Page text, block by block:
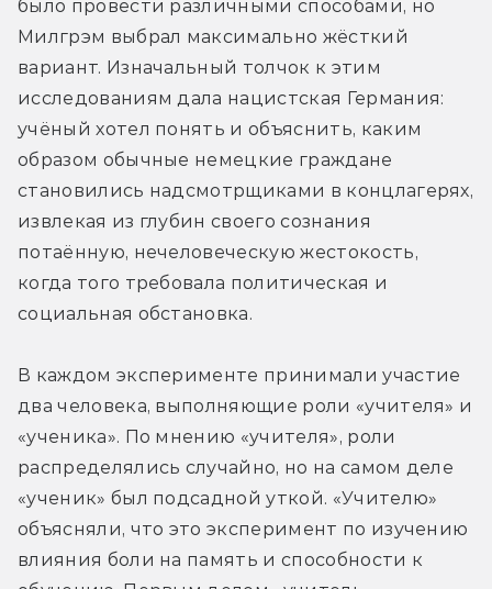
было провести различными способами, но
Милгрэм выбрал максимально жёсткий
вариант. Изначальный толчок к этим
исследованиям дала нацистская Германия:
учёный хотел понять и объяснить, каким
образом обычные немецкие граждане
становились надсмотрщиками в концлагерях,
извлекая из глубин своего сознания
потаённую, нечеловеческую жестокость,
когда того требовала политическая и
социальная обстановка.
В каждом эксперименте принимали участие
два человека, выполняющие роли «учителя» и
«ученика». По мнению «учителя», роли
распределялись случайно, но на самом деле
«ученик» был подсадной уткой. «Учителю»
объясняли, что это эксперимент по изучению
влияния боли на память и способности к